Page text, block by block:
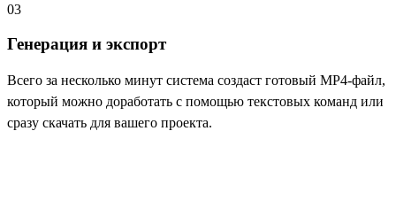
03
Генерация и экспорт
Всего за несколько минут система создаст готовый MP4-файл,
который можно доработать с помощью текстовых команд или
сразу скачать для вашего проекта.